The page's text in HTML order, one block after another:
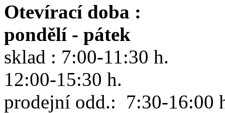
Otevírací doba :
pondělí - pátek
sklad : 7:00-11:30 h.
12:00-15:30 h.
prodejní odd.: 7:30-16:00